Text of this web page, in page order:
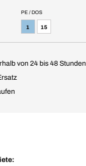
PE / DOS
1 15
von 24 bis 48 Stunden